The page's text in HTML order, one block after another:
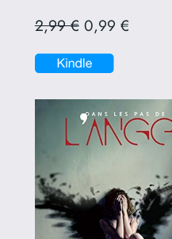
2,99 €0,99 €